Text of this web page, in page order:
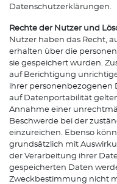
Datenschutzerklärungen.
Rechte der Nutzer und
Nutzer haben das Recht,
erhalten über die
sie gespeichert wurden.
auf Berichtigung
ihrer personenbezogenen
auf Datenportabilität
Annahme einer
Beschwerde bei der
einzureichen. Ebenso
grundsätzlich mit
der Verarbeitung ihrer
gespeicherten Daten
Zweckbestimmung nicht